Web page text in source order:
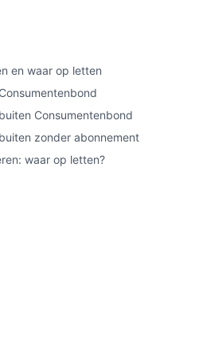
en waar op letten
Consumentenbond
zonder abonnement
waar op letten?